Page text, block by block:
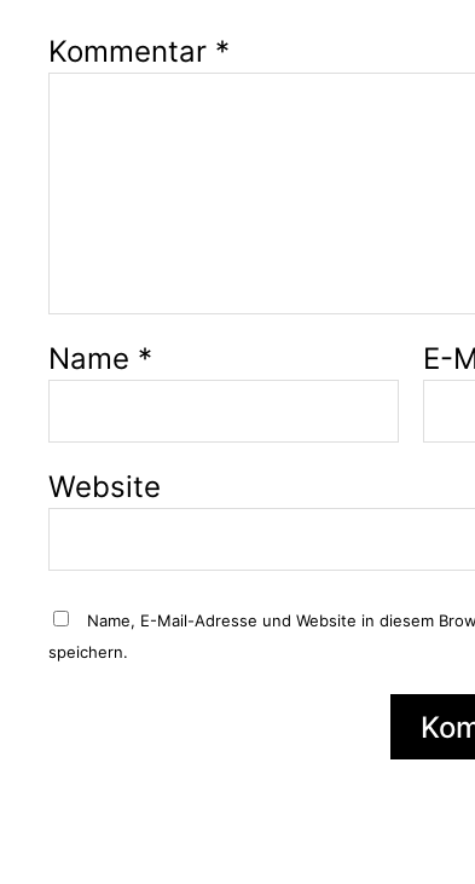
Kommentar *
Name * E-
Website
Name, E-Mail-Adresse und Website in diesem
speichern.